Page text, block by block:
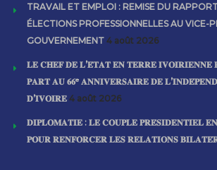
TRAVAIL ET EMPLOI : REMISE DU
ÉLECTIONS PROFESSIONNELLES AU VICE-
GOUVERNEMENT 4 août 2026
𝐋𝐄 𝐂𝐇𝐄𝐅 𝐃𝐄 𝐋’𝐄́𝐓𝐀𝐓 𝐄𝐍 𝐓𝐄𝐑𝐑𝐄
𝐏𝐀𝐑𝐓 𝐀𝐔 𝟔𝟔ᵉ 𝐀𝐍𝐍𝐈𝐕𝐄𝐑𝐒𝐀𝐈𝐑𝐄 𝐃𝐄
𝐃’𝐈𝐕𝐎𝐈𝐑𝐄 4 août 2026
𝐃𝐈𝐏𝐋𝐎𝐌𝐀𝐓𝐈𝐄 : 𝐋𝐄 𝐂𝐎𝐔𝐏𝐋𝐄 𝐏𝐑𝐄́𝐒𝐈𝐃𝐄𝐍𝐓𝐈𝐄𝐋
𝐏𝐎𝐔𝐑 𝐑𝐄𝐍𝐅𝐎𝐑𝐂𝐄𝐑 𝐋𝐄𝐒 𝐑𝐄𝐋𝐀𝐓𝐈𝐎𝐍𝐒